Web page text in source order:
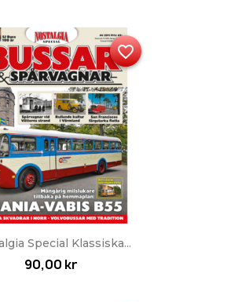
Special Klassiska...
90,00 kr
favorite_border